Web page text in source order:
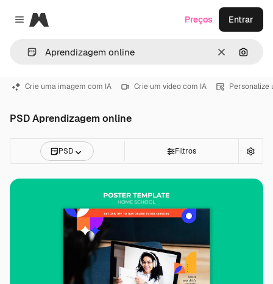
Close menu
Magnific
Limpar
Preços Entrar
Crie uma imagem com IA Crie um vídeo com IA Personalize
PSD Aprendizagem online
PSD Filtros